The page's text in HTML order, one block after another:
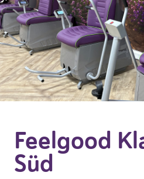
Feelgood
Süd